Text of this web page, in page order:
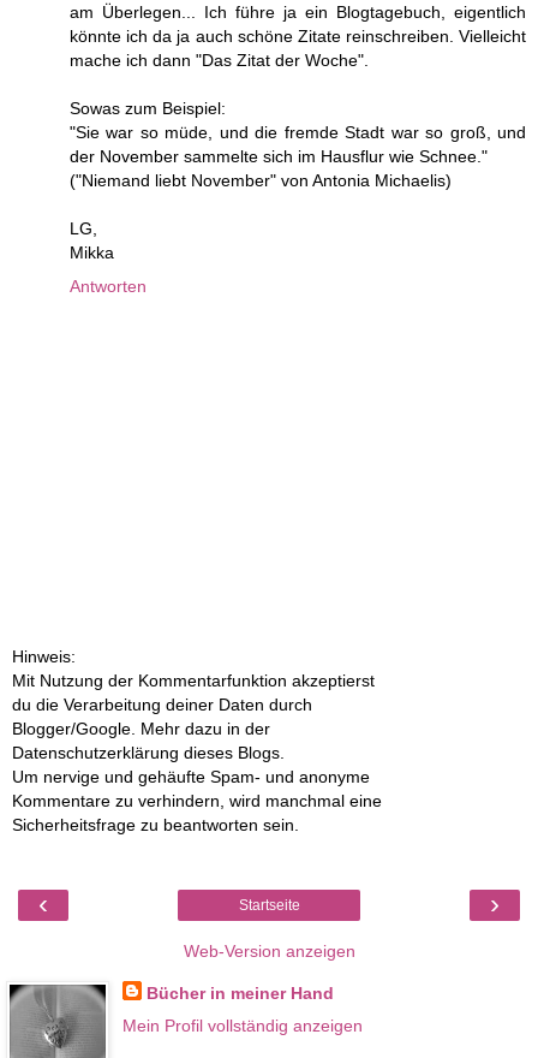
am Überlegen... Ich führe ja ein Blogtagebuch, eigentlich
könnte ich da ja auch schöne Zitate reinschreiben. Vielleicht
mache ich dann "Das Zitat der Woche".
Sowas zum Beispiel:
"Sie war so müde, und die fremde Stadt war so groß, und
der November sammelte sich im Hausflur wie Schnee."
("Niemand liebt November" von Antonia Michaelis)
LG,
Mikka
Antworten
Hinweis:
Mit Nutzung der Kommentarfunktion akzeptierst
du die Verarbeitung deiner Daten durch
Blogger/Google. Mehr dazu in der
Datenschutzerklärung dieses Blogs.
Um nervige und gehäufte Spam- und anonyme
Kommentare zu verhindern, wird manchmal eine
Sicherheitsfrage zu beantworten sein.
‹ ›
Startseite
Web-Version anzeigen
Bücher in meiner Hand
Mein Profil vollständig anzeigen